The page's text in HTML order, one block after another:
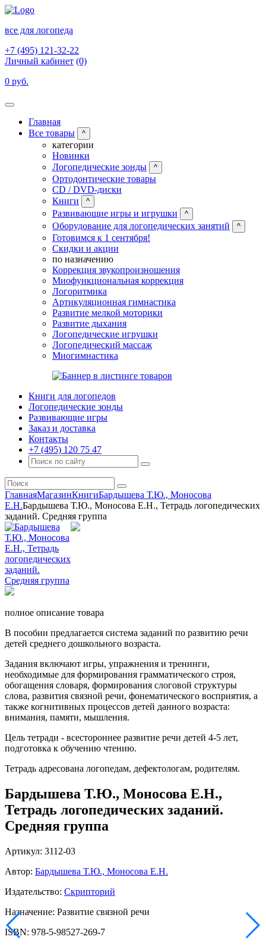
все для логопеда
+7 (495) 121-32-22
Личный кабинет (0)
0 руб.
Главная
Все товары
^
категории
Новинки
Логопедические зонды
^
Ортодонтические товары
CD / DVD-диски
Книги
^
Развивающие игры и игрушки ^
Оборудование для логопедических занятий ^
Готовимся к 1 сентября!
Скидки и акции
по назначению
Коррекция звукопроизношения
Миофункциональная коррекция
Логоритмика
Артикуляционная гимнастика
Развитие мелкой моторики
Развитие дыхания
Логопедические игрушки
Логопедический массаж
Миогимнастика
Книги для логопедов
Логопедические зонды
Развивающие игры
Заказ и доставка
Контакты
+7 (495) 120 75 47
ГлавнаяМагазинКнигиБардышева Т.Ю., Моносова
Е.Н.Бардышева Т.Ю., Моносова Е.Н., Тетрадь логопедических
заданий. Средняя группа
полное описание товара
В пособии предлагается система заданий по развитию речи
детей среднего дошкольного возраста.
Задания включают игры, упражнения и тренинги,
необходимые для формирования грамматического строя,
обогащения словаря, формирования слоговой структуры
слова, развития связной речи, фонематического восприятия, а
также когнитивных процессов детей данного возраста:
внимания, памяти, мышления.
Цель тетради - всестороннее развитие речи детей 4-5 лет,
подготовка к обучению чтению.
Тетрадь адресована логопедам, дефектологам, родителям.
Бардышева Т.Ю., Моносова Е.Н.,
Тетрадь логопедических заданий.
Средняя группа
Артикул: 3112-03
Автор: Бардышева Т.Ю., Моносова Е.Н.
Издательство: Скрипторий
Назначение: Развитие связной речи
ISBN: 978-5-98527-269-7